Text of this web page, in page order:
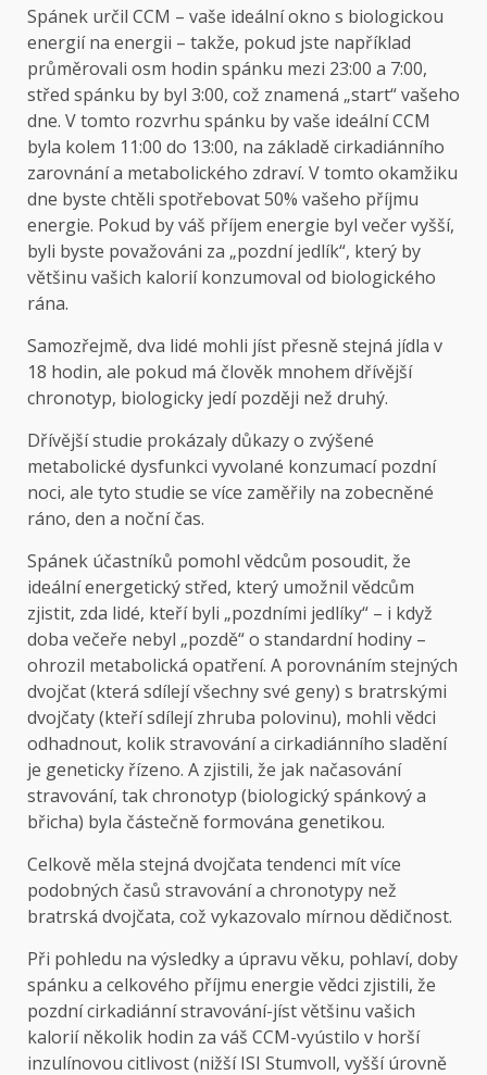
Spánek určil CCM – vaše ideální okno s biologickou
energií na energii – takže, pokud jste například
průměrovali osm hodin spánku mezi 23:00 a 7:00,
střed spánku by byl 3:00, což znamená „start“ vašeho
dne. V tomto rozvrhu spánku by vaše ideální CCM
byla kolem 11:00 do 13:00, na základě cirkadiánního
zarovnání a metabolického zdraví. V tomto okamžiku
dne byste chtěli spotřebovat 50% vašeho příjmu
energie. Pokud by váš příjem energie byl večer vyšší,
byli byste považováni za „pozdní jedlík“, který by
většinu vašich kalorií konzumoval od biologického
rána.
Samozřejmě, dva lidé mohli jíst přesně stejná jídla v
18 hodin, ale pokud má člověk mnohem dřívější
chronotyp, biologicky jedí později než druhý.
Dřívější studie prokázaly důkazy o zvýšené
metabolické dysfunkci vyvolané konzumací pozdní
noci, ale tyto studie se více zaměřily na zobecněné
ráno, den a noční čas.
Spánek účastníků pomohl vědcům posoudit, že
ideální energetický střed, který umožnil vědcům
zjistit, zda lidé, kteří byli „pozdními jedlíky“ – i když
doba večeře nebyl „pozdě“ o standardní hodiny –
ohrozil metabolická opatření. A porovnáním stejných
dvojčat (která sdílejí všechny své geny) s bratrskými
dvojčaty (kteří sdílejí zhruba polovinu), mohli vědci
odhadnout, kolik stravování a cirkadiánního sladění
je geneticky řízeno. A zjistili, že jak načasování
stravování, tak chronotyp (biologický spánkový a
břicha) byla částečně formována genetikou.
Celkově měla stejná dvojčata tendenci mít více
podobných časů stravování a chronotypy než
bratrská dvojčata, což vykazovalo mírnou dědičnost.
Při pohledu na výsledky a úpravu věku, pohlaví, doby
spánku a celkového příjmu energie vědci zjistili, že
pozdní cirkadiánní stravování-jíst většinu vašich
kalorií několik hodin za váš CCM-vyústilo v horší
inzulínovou citlivost (nižší ISI Stumvoll, vyšší úrovně